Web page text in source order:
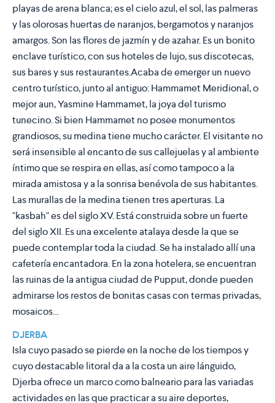
playas de arena blanca; es el cielo azul, el sol, las palmeras
y las olorosas huertas de naranjos, bergamotos y naranjos
amargos. Son las flores de jazmín y de azahar. Es un bonito
enclave turístico, con sus hoteles de lujo, sus discotecas,
sus bares y sus restaurantes.Acaba de emerger un nuevo
centro turístico, junto al antiguo: Hammamet Meridional, o
mejor aun, Yasmine Hammamet, la joya del turismo
tunecino. Si bien Hammamet no posee monumentos
grandiosos, su medina tiene mucho carácter. El visitante no
será insensible al encanto de sus callejuelas y al ambiente
íntimo que se respira en ellas, así como tampoco a la
mirada amistosa y a la sonrisa benévola de sus habitantes.
Las murallas de la medina tienen tres aperturas. La
"kasbah" es del siglo XV. Está construida sobre un fuerte
del siglo XII. Es una excelente atalaya desde la que se
puede contemplar toda la ciudad. Se ha instalado allí una
cafetería encantadora. En la zona hotelera, se encuentran
las ruinas de la antigua ciudad de Pupput, donde pueden
admirarse los restos de bonitas casas con termas privadas,
mosaicos…
DJERBA
Isla cuyo pasado se pierde en la noche de los tiempos y
cuyo destacable litoral da a la costa un aire lánguido,
Djerba ofrece un marco como balneario para las variadas
actividades en las que practicar a su aire deportes,